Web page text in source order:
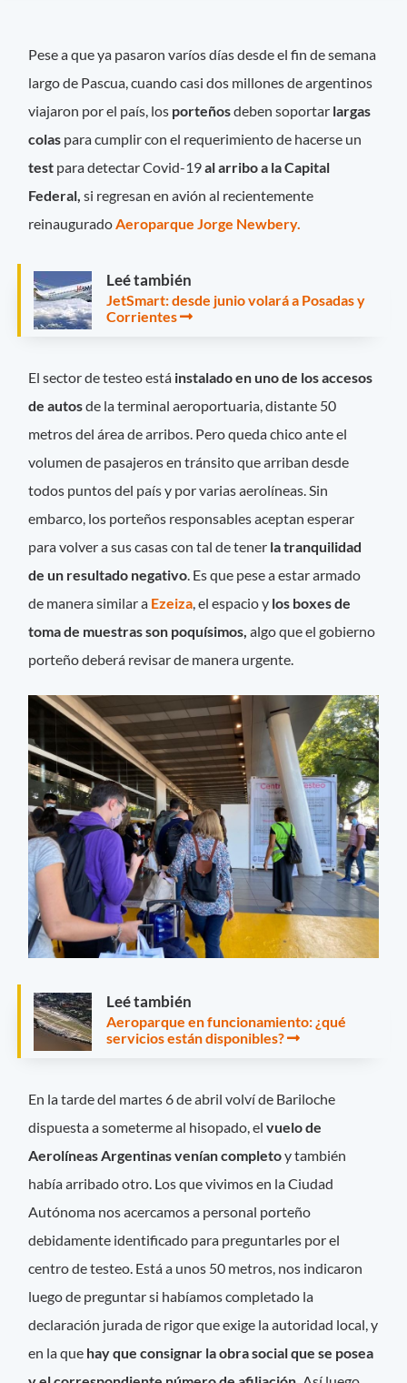
Pese a que ya pasaron varíos días desde el fin de semana
largo de Pascua, cuando casi dos millones de argentinos
viajaron por el país, los porteñosdeben soportar largas
colas para cumplir con el requerimiento de hacerse un
test para detectar Covid-19al arribo a la Capital
Federal,si regresan en avión al recientemente
reinaugurado Aeroparque Jorge Newbery.
Leé también
JetSmart: desde junio volará a Posadas y
Corrientes
El sector de testeo está instalado en uno de los accesos
de autosde la terminal aeroportuaria, distante 50
metros del área de arribos. Pero queda chico ante el
volumen de pasajeros en tránsito que arriban desde
todos puntos del país y por varias aerolíneas. Sin
embarco, los porteños responsables aceptan esperar
para volver a sus casas con tal de tener la tranquilidad
de un resultado negativo. Es que pese a estar armado
de manera similar a Ezeiza, el espacio y los boxes de
toma de muestras son poquísimos, algo que el gobierno
porteño deberá revisar de manera urgente.
Leé también
Aeroparque en funcionamiento: ¿qué
servicios están disponibles?
En la tarde del martes 6 de abril volví de Bariloche
dispuesta a someterme al hisopado, elvuelo de
Aerolíneas Argentinas venían completoy también
había arribado otro. Los que vivimos en la Ciudad
Autónoma nos acercamos a personal porteño
debidamente identificado para preguntarles por el
centro de testeo. Está a unos 50 metros, nos indicaron
luego de preguntar si habíamos completado la
declaración jurada de rigor que exige la autoridad local, y
en la que hay que consignar la obra social que se posea